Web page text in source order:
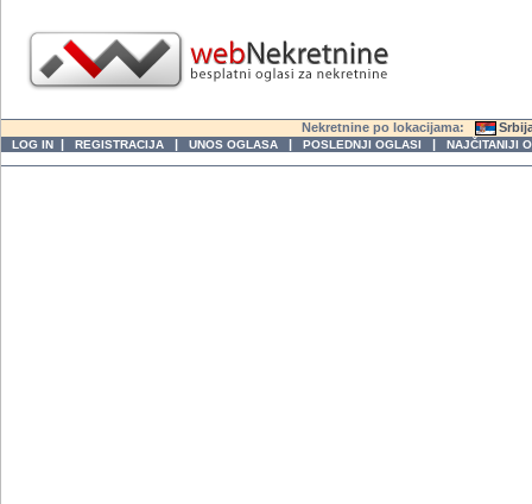
Nekretnine po lokacijama:
LOG IN | REGISTRACIJA | UNOS OGLASA | POSLEDNJI OGLASI | NAJČITANIJI